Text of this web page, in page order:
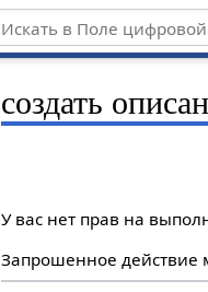
создать
У вас нет прав на
Запрошенное действие